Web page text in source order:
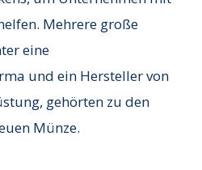
Mehrere große
eine
und ein Hersteller von
gehörten zu den
Münze.